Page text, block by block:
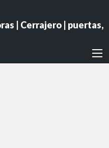
| Cerrajero | puertas,